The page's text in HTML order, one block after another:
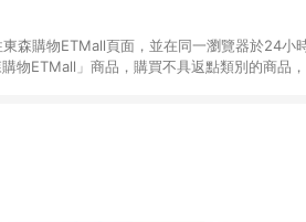
森購物ETMall頁面，並在同一瀏覽器於24小
物ETMall」商品，購買不具返點類別的商品
單、退貨、退款或購物中登出東森購物
一商品最高回饋點數」機制(特殊活動時開放